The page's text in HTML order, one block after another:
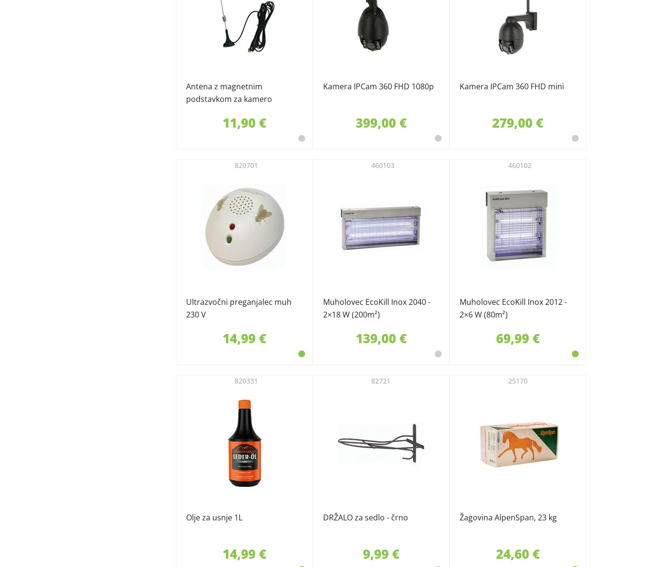
Antena z magnetnim
podstavkom za kamero
11,90 €
Kamera IPCam 360 FHD 1080p
399,00 €
Kamera IPCam 360 FHD mini
279,00 €
Ultrazvočni preganjalec muh
230 V
820701
14,99 €
Muholovec EcoKill Inox 2040 -
2×18 W (200m²)
460103
139,00 €
Muholovec EcoKill Inox 2012 -
2×6 W (80m²)
460102
69,99 €
Olje za usnje 1L
820331
14,99 €
DRŽALO za sedlo - črno
82721
9,99 €
Žagovina AlpenSpan, 23 kg
25170
24,60 €